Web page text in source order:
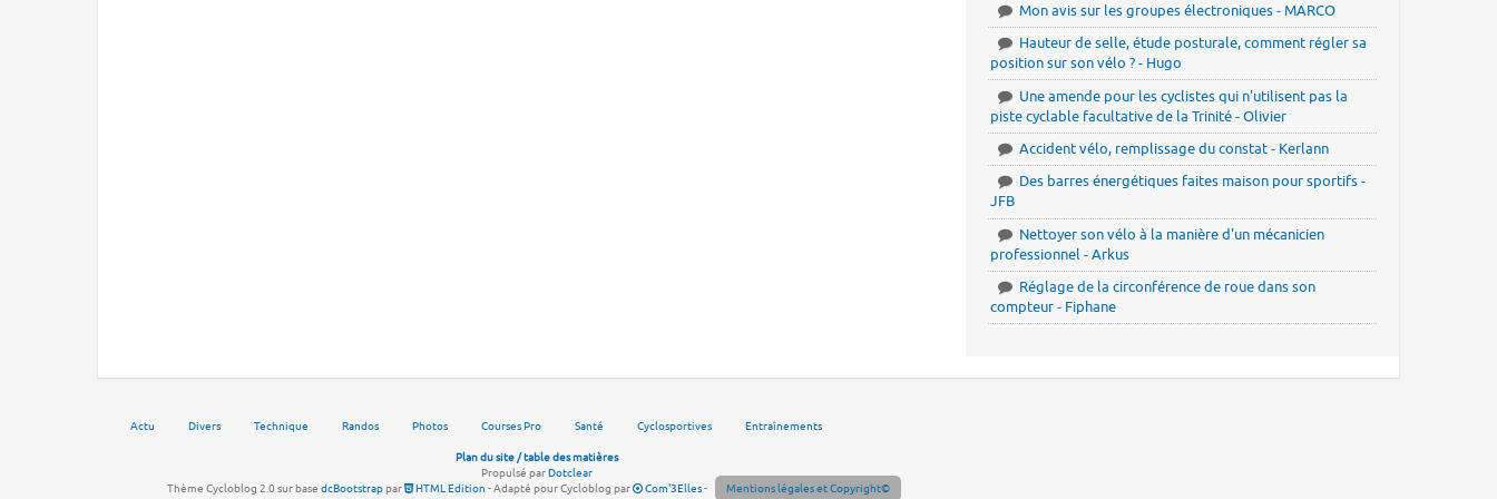
Mon avis sur les groupes électroniques - MARCO
Hauteur de selle, étude posturale, comment régler sa
position sur son vélo ? - Hugo
Une amende pour les cyclistes qui n'utilisent pas la
piste cyclable facultative de la Trinité - Olivier
Accident vélo, remplissage du constat - Kerlann
Des barres énergétiques faites maison pour sportifs -
JFB
Nettoyer son vélo à la manière d'un mécanicien
professionnel - Arkus
Réglage de la circonférence de roue dans son
compteur - Fiphane
Actu Divers Technique Randos Photos Courses Pro Santé Cyclosportives Entraînements
Plan du site / table des matières
Propulsé parDotclear
Thème Cycloblog 2.0 sur base dcBootstrappar HTML Edition - Adapté pour Cycloblog par Com'3Elles- Mentions légales et Copyright©